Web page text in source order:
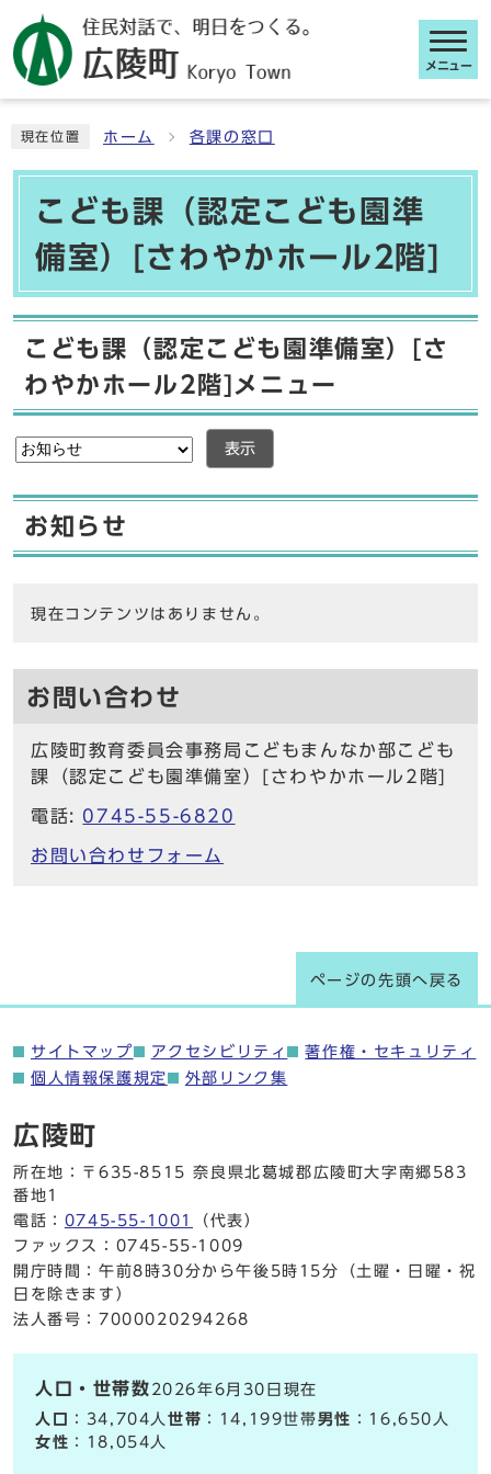
メニュー
現在位置 ホーム 各課の窓口
こども課（認定こども園準
備室）[さわやかホール2階]
こども課（認定こども園準備室）[さ
わやかホール2階]メニュー
表示
お知らせ
現在コンテンツはありません。
お問い合わせ
広陵町教育委員会事務局こどもまんなか部こども
課（認定こども園準備室）[さわやかホール2階]
電話: 0745-55-6820
お問い合わせフォーム
ページの先頭へ戻る
サイトマップ アクセシビリティ
著作権・セキュリティ
個人情報保護規定
外部リンク集
広陵町
所在地：〒635-8515 奈良県北葛城郡広陵町大字南郷583
番地1
電話： 0745-55-1001
（代表）
ファックス：0745-55-1009
開庁時間：午前8時30分から午後5時15分（土曜・日曜・祝
日を除きます）
法人番号：7000020294268
人口・世帯数 2026年6月30日現在
人口
：34,704人世帯 ：14,199世帯男性 ：16,650人
女性 ：18,054人